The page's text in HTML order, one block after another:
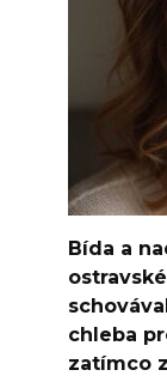
Bída a
chleba
zatímco